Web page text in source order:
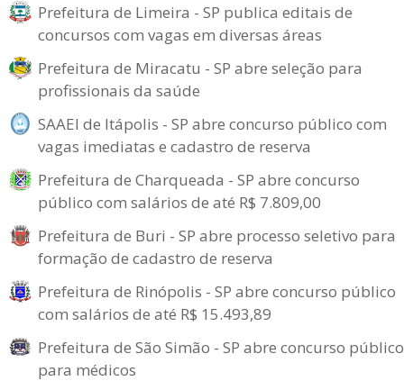
Prefeitura de Limeira - SP publica editais de
concursos com vagas em diversas áreas
Prefeitura de Miracatu - SP abre seleção para
profissionais da saúde
SAAEI de Itápolis - SP abre concurso público com
vagas imediatas e cadastro de reserva
Prefeitura de Charqueada - SP abre concurso
público com salários de até R$ 7.809,00
Prefeitura de Buri - SP abre processo seletivo para
formação de cadastro de reserva
Prefeitura de Rinópolis - SP abre concurso público
com salários de até R$ 15.493,89
Prefeitura de São Simão - SP abre concurso público
para médicos